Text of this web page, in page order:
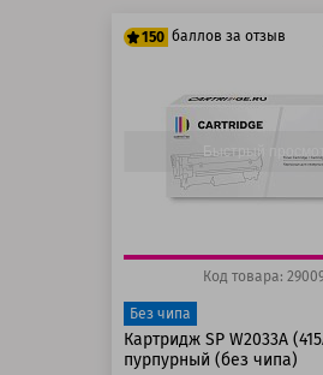
150 баллов за отзыв
125 баллов
150 баллов
Быстрый
Код товара:
Без чипа
Картридж SP W2033A
пурпурный (без чипа)